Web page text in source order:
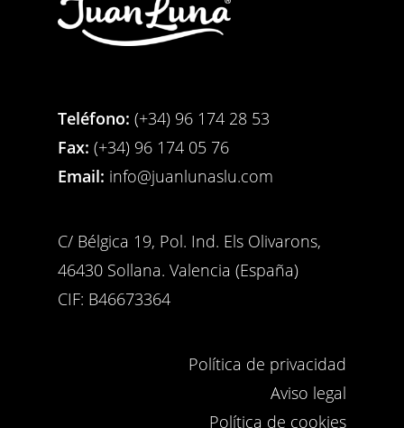
Teléfono: (+34) 96 174 28 53
Fax: (+34) 96 174 05 76
Email: info@juanlunaslu.com
C/ Bélgica 19, Pol. Ind. Els Olivarons,
46430 Sollana. Valencia (España)
CIF: B46673364
Política de privacidad
Aviso legal
Política de cookies